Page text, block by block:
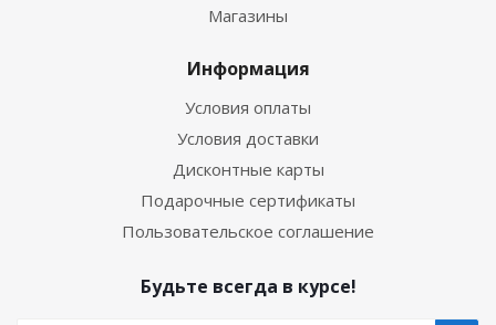
Магазины
Информация
Условия оплаты
Условия доставки
Дисконтные карты
Подарочные сертификаты
Пользовательское соглашение
Будьте всегда в курсе!